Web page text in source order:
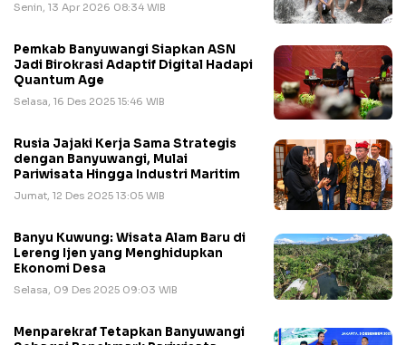
Senin, 13 Apr 2026 08:34 WIB
Pemkab Banyuwangi Siapkan ASN
Jadi Birokrasi Adaptif Digital Hadapi
Quantum Age
Selasa, 16 Des 2025 15:46 WIB
Rusia Jajaki Kerja Sama Strategis
dengan Banyuwangi, Mulai
Pariwisata Hingga Industri Maritim
Jumat, 12 Des 2025 13:05 WIB
Banyu Kuwung: Wisata Alam Baru di
Lereng Ijen yang Menghidupkan
Ekonomi Desa
Selasa, 09 Des 2025 09:03 WIB
Menparekraf Tetapkan Banyuwangi